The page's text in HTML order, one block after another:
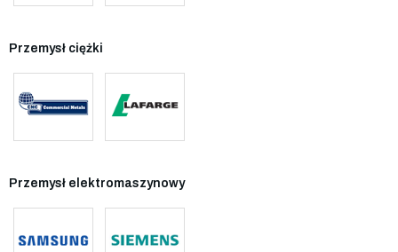
Przemysł ciężki
Przemysł elektromaszynowy